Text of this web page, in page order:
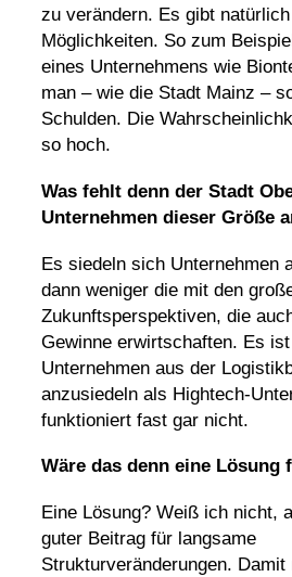
zu verändern. Es gibt
Möglichkeiten. So zum
eines Unternehmens wie
man – wie die Stadt Mainz –
Schulden. Die
so hoch.
Was fehlt denn der Stadt
Unternehmen dieser Größe
Es siedeln sich Unternehmen
dann weniger die mit den
Zukunftsperspektiven, die
Gewinne erwirtschaften. Es
Unternehmen aus der
anzusiedeln als Hightech-
funktioniert fast gar nicht.
Wäre das denn eine Lösung
Eine Lösung? Weiß ich nicht,
guter Beitrag für langsame
Strukturveränderungen.